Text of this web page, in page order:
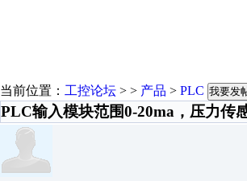
当前位置： 工控论坛 > > 产品 > PLC 我要发
PLC输入模块范围0-20ma，压力传